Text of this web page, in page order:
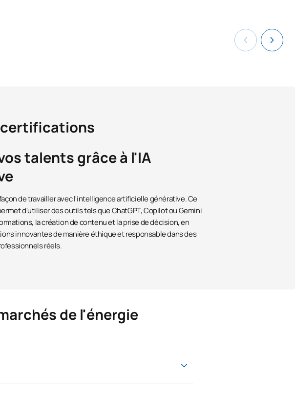
certifications
talents grâce à l'IA
de travailler avec l'intelligence artificielle générative. Ce
d'utiliser des outils tels que ChatGPT, Copilot ou Gemini
la création de contenu et la prise de décision, en
innovantes de manière éthique et responsable dans des
réels.
de l'énergie